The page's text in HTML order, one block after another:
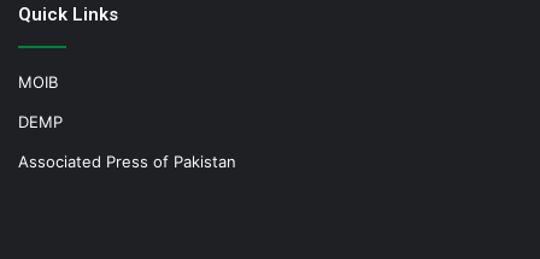
Quick Links
MOIB
DEMP
Associated Press of Pakistan